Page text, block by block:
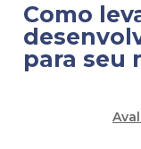
Como
para seu